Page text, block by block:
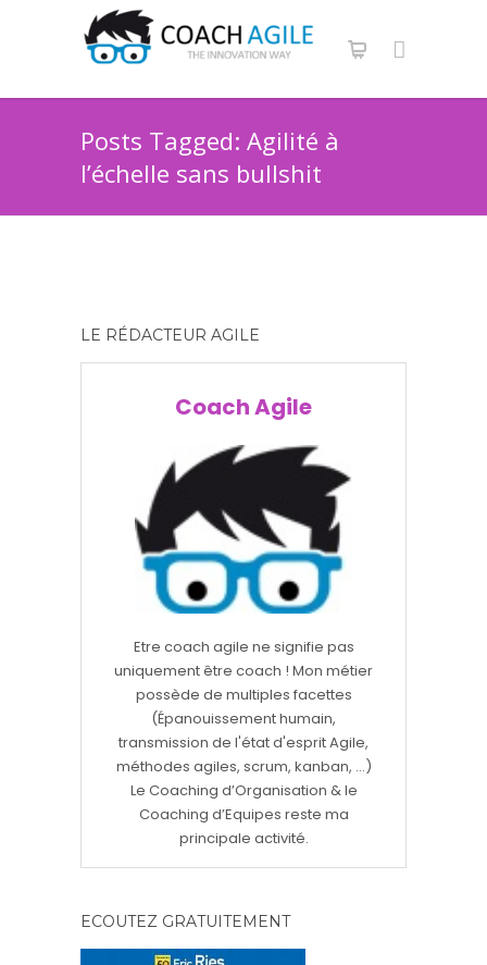
Posts Tagged: Agilité à
l’échelle sans bullshit
LE RÉDACTEUR AGILE
Coach Agile
Etre coach agile ne signifie pas
uniquement être coach ! Mon métier
possède de multiples facettes
(Épanouissement humain,
transmission de l'état d'esprit Agile,
méthodes agiles, scrum, kanban, ...)
Le Coaching d’Organisation & le
Coaching d’Equipes reste ma
principale activité.
ECOUTEZ GRATUITEMENT